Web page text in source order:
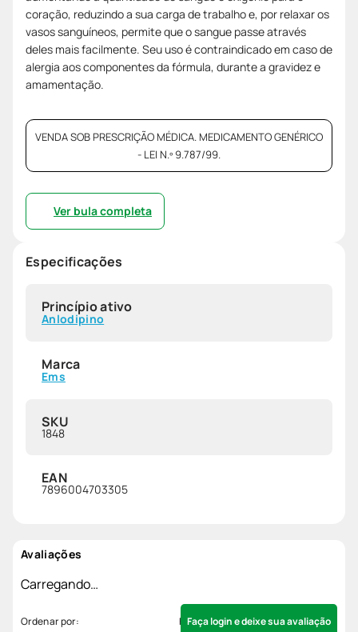
coração, reduzindo a sua carga de trabalho e, por relaxar os
vasos sanguíneos, permite que o sangue passe através
deles mais facilmente. Seu uso é contraindicado em caso de
alergia aos componentes da fórmula, durante a gravidez e
amamentação.
VENDA SOB PRESCRIÇÃO MÉDICA. MEDICAMENTO GENÉRICO
- LEI N.º 9.787/99.
Ver bula completa
Especificações
Princípio ativo
Anlodipino
Marca
Ems
SKU
1848
EAN
7896004703305
Avaliações
Carregando…
Faça login e deixe sua avaliação